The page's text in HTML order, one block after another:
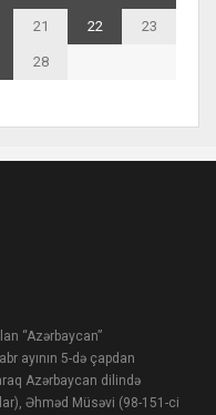
21 22 23
28
“Azərbaycan”
ayının 5-də çapdan
Azərbaycan dilində
Əhməd Müsəvi (98-151-ci